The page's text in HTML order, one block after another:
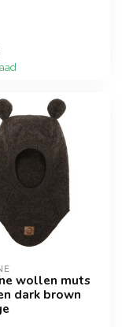
wollen muts
dark brown